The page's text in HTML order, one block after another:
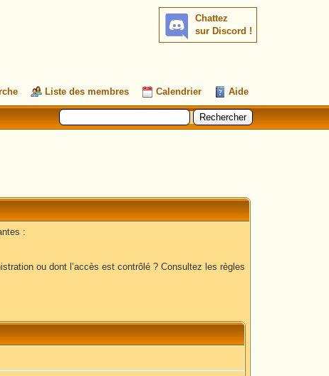
Chattez
sur Discord !
Liste des membres Calendrier Aide
:
ou dont l’accès est contrôlé ? Consultez les règles